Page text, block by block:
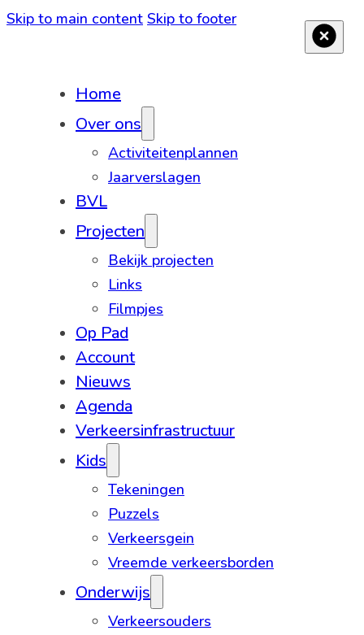
Skip to main content Skip to footer
Home
Over ons
Activiteitenplannen
Jaarverslagen
BVL
Projecten
Bekijk projecten
Links
Filmpjes
Op Pad
Account
Nieuws
Agenda
Verkeersinfrastructuur
Kids
Tekeningen
Puzzels
Verkeersgein
Vreemde verkeersborden
Onderwijs
Verkeersouders